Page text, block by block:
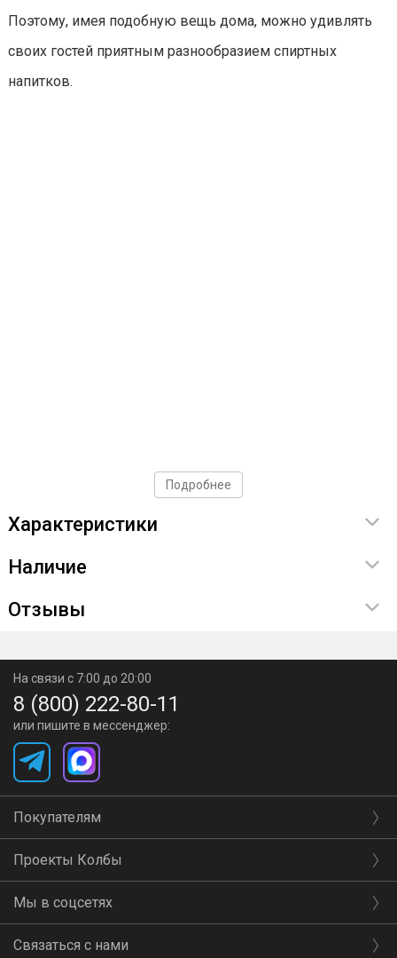
Поэтому, имея подобную вещь дома, можно удивлять
своих гостей приятным разнообразием спиртных
напитков.
Подробнее
Характеристики
Наличие
Отзывы
На связи с 7:00 до 20:00
8 (800) 222-80-11
или пишите в мессенджер:
Покупателям
Проекты Колбы
Мы в соцсетях
Связаться с нами